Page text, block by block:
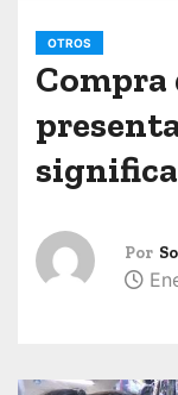
OTROS
Compra
Por